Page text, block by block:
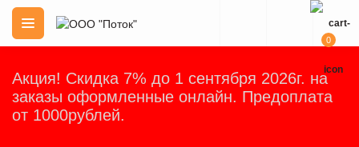
Акция! Скидка 7% до 1 сентября 2026г. на
заказы оформленные онлайн. Предоплата
от 1000рублей.
0